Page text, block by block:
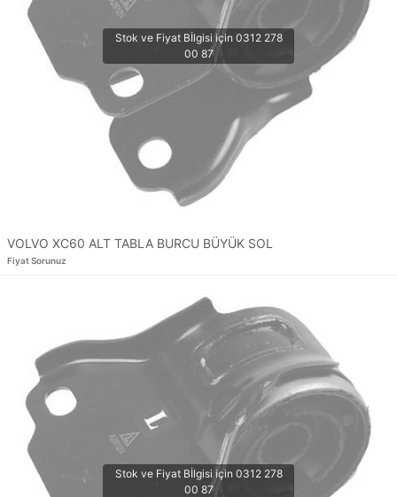
VOLVO XC60 ALT TABLA BURCU BÜYÜK SOL
Fiyat Sorunuz